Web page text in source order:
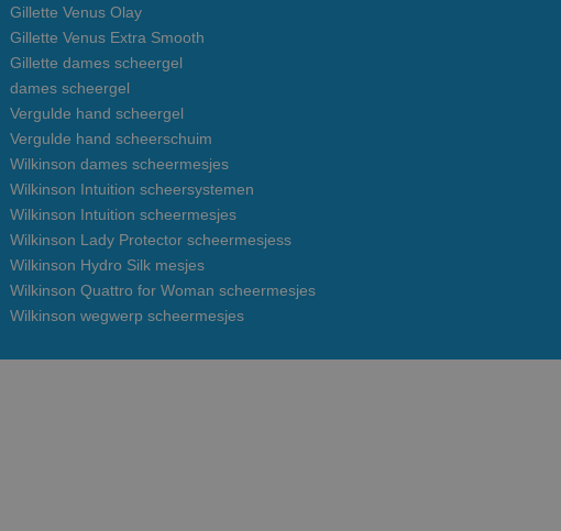
Gillette Venus Olay
Gillette Venus Extra Smooth
Gillette dames scheergel
dames scheergel
Vergulde hand scheergel
Vergulde hand scheerschuim
Wilkinson dames scheermesjes
Wilkinson Intuition scheersystemen
Wilkinson Intuition scheermesjes
Wilkinson Lady Protector scheermesjess
Wilkinson Hydro Silk mesjes
Wilkinson Quattro for Woman scheermesjes
Wilkinson wegwerp scheermesjes